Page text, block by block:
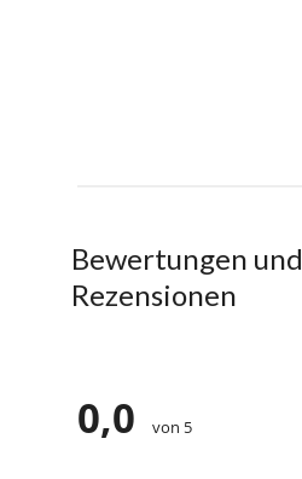
Bewertungen und
Rezensionen
0,0 von 5